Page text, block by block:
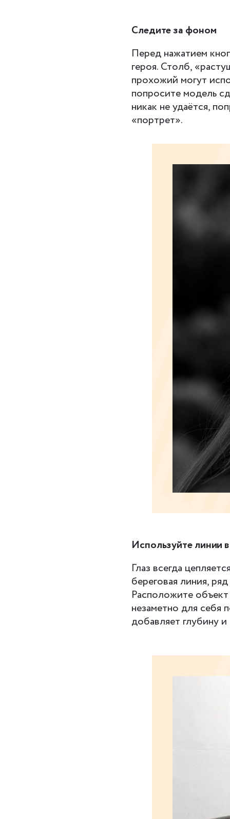
Следите за фоном
Перед нажатием
героя. Столб,
прохожий могут
попросите модель
никак не удаётся,
«портрет».
Используйте линии
Глаз всегда
береговая линия,
Расположите
незаметно для себя
добавляет глубину